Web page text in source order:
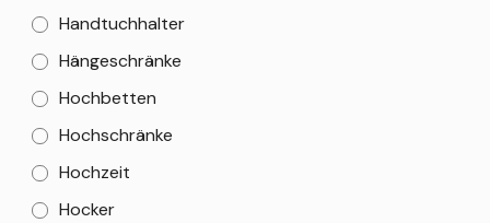
Handtuchhalter
Hängeschränke
Hochbetten
Hochschränke
Hochzeit
Hocker